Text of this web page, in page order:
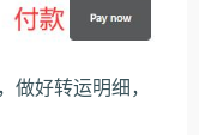
好转运明细，